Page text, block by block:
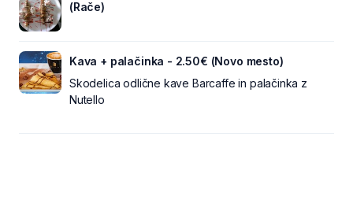
(Rače)
Kava + palačinka - 2.50€ (Novo mesto)
Skodelica odlične kave Barcaffe in palačinka z
Nutello